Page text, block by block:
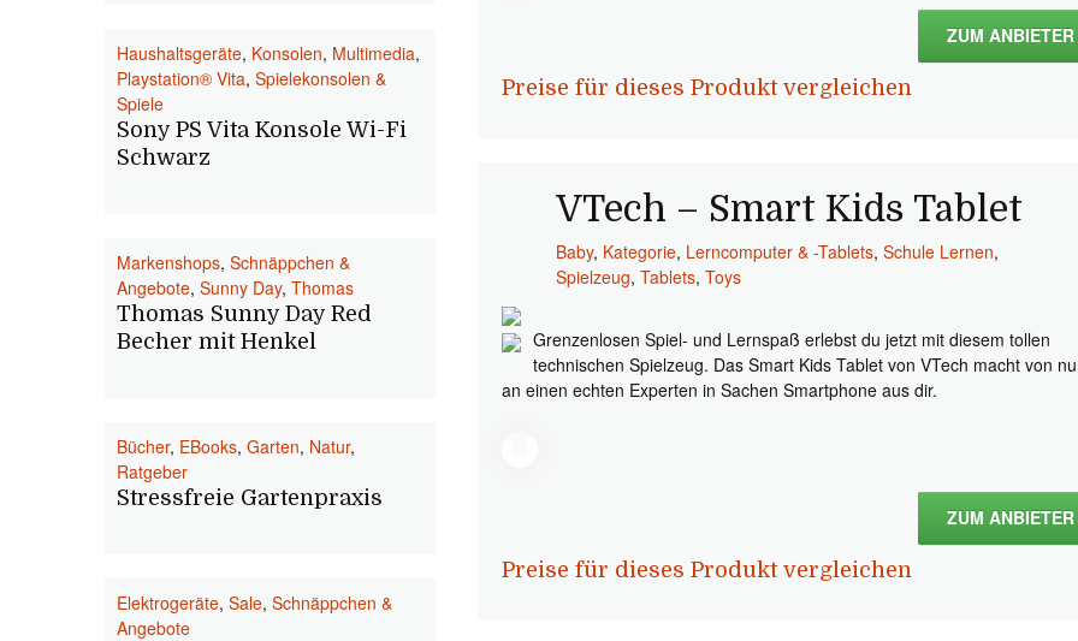
ZUM ANBIETER
Preise für dieses Produkt vergleichen
VTech – Smart Kids Tablet
Baby, Kategorie, Lerncomputer & -Tablets,Schule Lernen,
Spielzeug,Tablets,Toys
Grenzenlosen Spiel- und Lernspaß erlebst du jetzt mit diesem tollen
technischen Spielzeug. Das Smart Kids Tablet von VTech macht von
an einen echten Experten in Sachen Smartphone aus dir.
ZUM ANBIETER
Preise für dieses Produkt vergleichen
Haushaltsgeräte, Konsolen, Multimedia,
Playstation® Vita, Spielekonsolen &
Spiele
Sony PS Vita Konsole Wi-Fi
Schwarz
Markenshops, Schnäppchen &
Angebote, Sunny Day, Thomas
Thomas Sunny Day Red
Becher mit Henkel
Bücher, EBooks, Garten, Natur,
Ratgeber
Stressfreie Gartenpraxis
Elektrogeräte, Sale, Schnäppchen &
Angebote